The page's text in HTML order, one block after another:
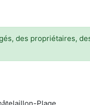
des propriétaires,